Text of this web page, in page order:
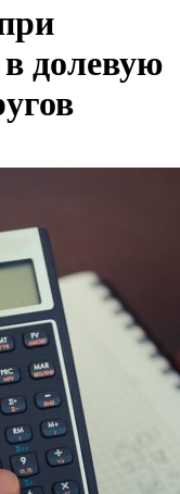
долевую